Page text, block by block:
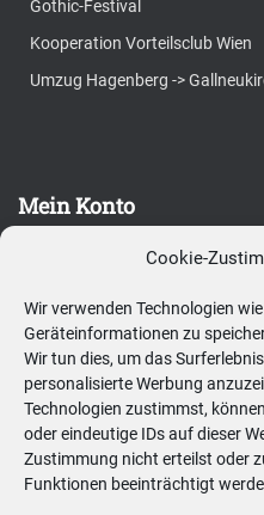
Cookie-
Wir verwenden Technologien
Geräteinformationen zu
Wir tun dies, um das
personalisierte Werbung
Technologien zustimmst,
oder eindeutige IDs auf dieser
Zustimmung nicht erteilst oder
Funktionen beeinträchtigt
Gothic-Festival
Kooperation Vorteilsclub Wien
Umzug Hagenberg ->
Mein Konto
Konto-Details
Bestellungen
Vertrag widerrufen
Passwort vergessen
S